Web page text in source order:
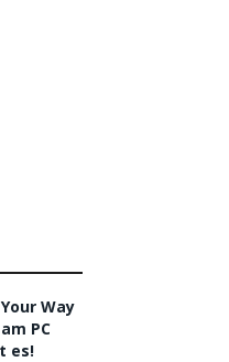
Way
PC
es!